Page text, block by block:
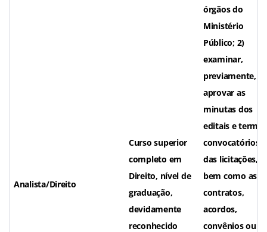
Analista/Direito
Curso superior
completo em
Direito, nível de
graduação,
devidamente
reconhecido
órgãos do
Ministério
Público; 2)
examinar,
previamente, e
aprovar as
minutas dos
editais e termos
convocatórios
das licitações,
bem como as
contratos,
acordos,
convênios ou